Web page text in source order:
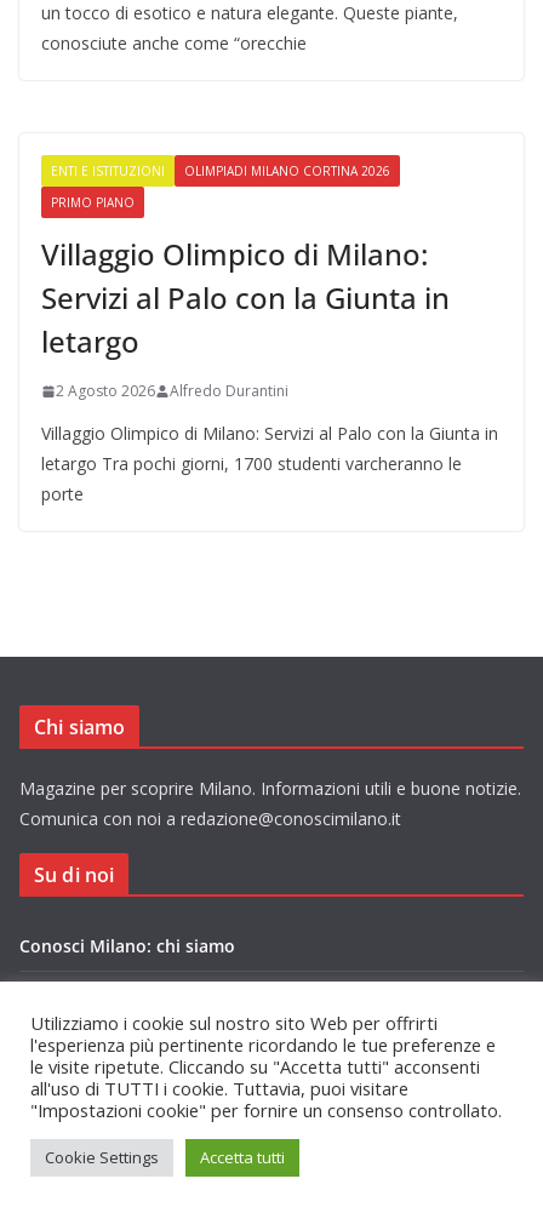
un tocco di esotico e natura elegante. Queste piante,
conosciute anche come “orecchie
ENTI E ISTITUZIONI
OLIMPIADI MILANO CORTINA 2026
PRIMO PIANO
Villaggio Olimpico di Milano:
Servizi al Palo con la Giunta in
letargo
2 Agosto 2026 Alfredo Durantini
Villaggio Olimpico di Milano: Servizi al Palo con la Giunta in
letargo Tra pochi giorni, 1700 studenti varcheranno le
porte
Chi siamo
Magazine per scoprire Milano. Informazioni utili e buone notizie.
Comunica con noi a redazione@conoscimilano.it
Su di noi
Conosci Milano: chi siamo
Copyright © 2026Conosci Milano
Tema:ColorMag di ThemeGrill. Powered by
Utilizziamo i cookie sul nostro sito Web per offrirti
l'esperienza più pertinente ricordando le tue preferenze e
le visite ripetute. Cliccando su "Accetta tutti" acconsenti
all'uso di TUTTI i cookie. Tuttavia, puoi visitare
"Impostazioni cookie" per fornire un consenso controllato.
Cookie Settings Accetta tutti